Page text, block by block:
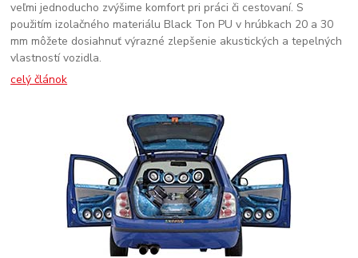
veľmi jednoducho zvýšime komfort pri práci či cestovaní. S
použitím izolačného materiálu Black Ton PU v hrúbkach 20 a 30
mm môžete dosiahnuť výrazné zlepšenie akustických a tepelných
vlastností vozidla.
celý článok